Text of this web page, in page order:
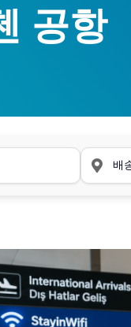
공항
항